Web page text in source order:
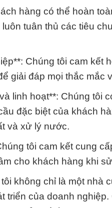
hàng có thể hoàn
tuân thủ các tiêu
Chúng tôi cam kết
giải đáp mọi thắc mắc
linh hoạt**: Chúng tôi
đặc biệt của khách
và xử lý nước.
tôi cam kết cung
cho khách hàng khi
không chỉ là một nhà
triển của doanh